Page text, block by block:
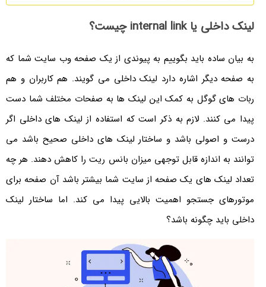
لینک داخلی یا internal link چیست؟
به بیان ساده باید بگوییم به پیوندی از یک صفحه وب سایت شما که
به صفحه دیگر اشاره دارد لینک داخلی می گویند. هم کاربران و هم
ربات های گوگل به کمک این لینک ها به صفحات مختلف شما دست
پیدا می کنند. لازم به ذکر است که استفاده از لینک های داخلی اگر
درست و اصولی باشد و ساختار لینک های داخلی صحیح باشد می
توانند به اندازه قابل توجهی میزان بانس ریت را کاهش دهند. هر چه
تعداد لینک های یک صفحه از سایت شما بیشتر باشد آن صفحه برای
موتورهای جستجو اهمیت بالایی پیدا می کند. اما ساختار لینک
داخلی باید چگونه باشد؟